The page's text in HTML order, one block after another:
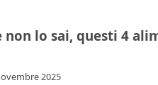
non lo sai, questi 4
2025